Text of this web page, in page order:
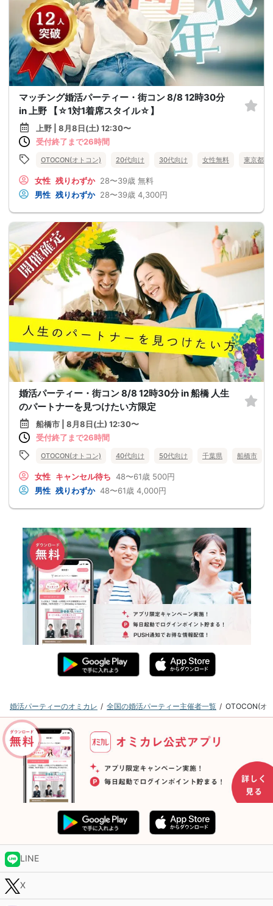
マッチング婚活パーティー・街コン 8/8 12時30分
in 上野 【☆1対1着席スタイル☆】
上野 | 8月8日(土) 12:30〜
受付終了まで26時間
OTOCON(オトコン) 20代向け 30代向け 女性無料 東京都
女性 残りわずか 28〜39歳 無料
男性 残りわずか 28〜39歳 4,300円
婚活パーティー・街コン 8/8 12時30分 in 船橋 人生
のパートナーを見つけたい方限定
船橋市 | 8月8日(土) 12:30〜
受付終了まで26時間
OTOCON(オトコン) 40代向け 50代向け 千葉県 船橋市
女性 キャンセル待ち 48〜61歳 500円
男性 残りわずか 48〜61歳 4,000円
婚活パーティーのオミカレ 全国の婚活パーティー主催者一覧 OTOCON(オ
LINE
X